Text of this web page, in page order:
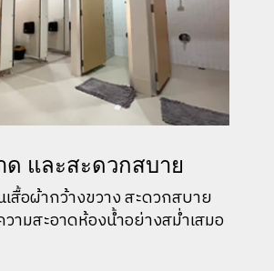
ด และสะดวกสบาย
สื้อผ้ากว้างขวาง สะดวกสบาย
ามสะอาดห้องน้ำอย่างสม่ำเสมอ